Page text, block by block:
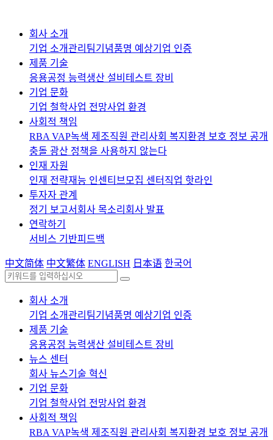
회사 소개
기업 소개관리팀기념품명 예상기업 인증
제품 기술
응용공정 능력생산 설비 테스트 장비
기업 문화
기업 철학사업 전망사업 환경
사회적 책임
RBA VAP녹색 제조직원 관리 사회 복지 환경 보호 정보 공개
충돌 광산 정책을 사용하지 않는다
인재 자원
인재 전략재능 인센티브 모집 센터 직업 핫라인
투자자 관계
정기 보고서 회사 목소리 회사 발표
연락하기
서비스 기반피드백
中文简体 中文繁体 ENGLISH 日本语 한국어
회사 소개
기업 소개관리팀기념품명 예상기업 인증
제품 기술
응용공정 능력생산 설비 테스트 장비
뉴스 센터
회사 뉴스기술 혁신
기업 문화
기업 철학사업 전망사업 환경
사회적 책임
RBA VAP녹색 제조직원 관리 사회 복지 환경 보호 정보 공개